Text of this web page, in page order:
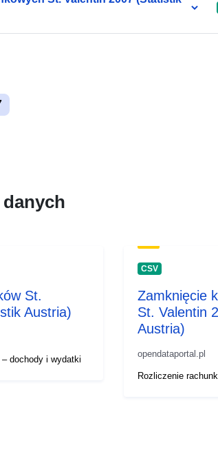
St.
Austria)
dochody i wydatki
CSV
Zamknięcie
St. Valentin
Austria)
opendataportal.pl
Rozliczenie